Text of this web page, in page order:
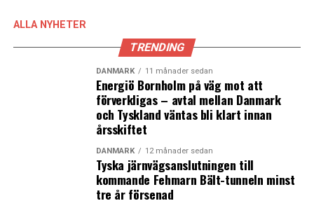
Danmark skickar stridsflyg och fler soldater till Syrien
Danska politiker avstod debatt om gränskontroller
ALLA NYHETER
TRENDING
DANMARK 11 månader sedan
Energiö Bornholm på väg mot att
förverkligas – avtal mellan Danmark
och Tyskland väntas bli klart innan
årsskiftet
DANMARK 12 månader sedan
Tyska järnvägsanslutningen till
kommande Fehmarn Bält-tunneln minst
tre år försenad